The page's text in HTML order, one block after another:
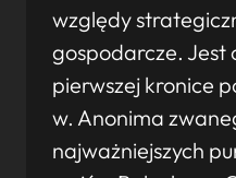
względy
gospodarcze. Jest
pierwszej kronice
w. Anonima
najważniejszych